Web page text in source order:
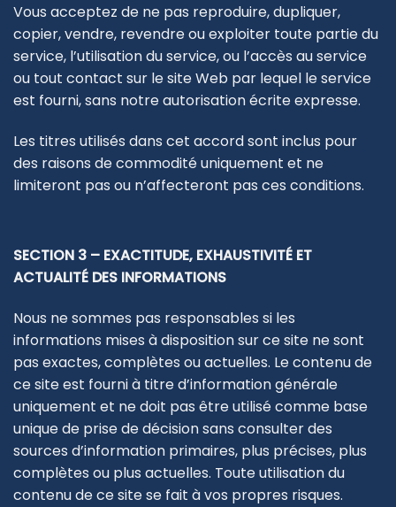
Vous acceptez de ne pas reproduire, dupliquer,
copier, vendre, revendre ou exploiter toute partie du
service, l’utilisation du service, ou l’accès au service
ou tout contact sur le site Web par lequel le service
est fourni, sans notre autorisation écrite expresse.
Les titres utilisés dans cet accord sont inclus pour
des raisons de commodité uniquement et ne
limiteront pas ou n’affecteront pas ces conditions.
SECTION 3 – EXACTITUDE, EXHAUSTIVITÉ ET
ACTUALITÉ DES INFORMATIONS
Nous ne sommes pas responsables si les
informations mises à disposition sur ce site ne sont
pas exactes, complètes ou actuelles. Le contenu de
ce site est fourni à titre d’information générale
uniquement et ne doit pas être utilisé comme base
unique de prise de décision sans consulter des
sources d’information primaires, plus précises, plus
complètes ou plus actuelles. Toute utilisation du
contenu de ce site se fait à vos propres risques.